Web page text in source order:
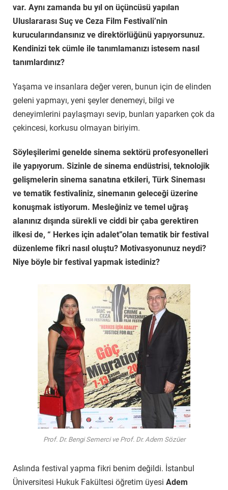
var. Aynı zamanda bu yıl on üçüncüsü yapılan
Uluslararası Suç ve Ceza Film Festivali’nin
kurucularındansınız ve direktörlüğünü yapıyorsunuz.
Kendinizi tek cümle ile tanımlamanızı istesem nasıl
tanımlardınız?
Yaşama ve insanlara değer veren, bunun için de elinden
geleni yapmayı, yeni şeyler denemeyi, bilgi ve
deneyimlerini paylaşmayı sevip, bunları yaparken çok da
çekincesi, korkusu olmayan biriyim.
Söyleşilerimi genelde sinema sektörü profesyonelleri
ile yapıyorum. Sizinle de sinema endüstrisi, teknolojik
gelişmelerin sinema sanatına etkileri, Türk Sineması
ve tematik festivaliniz, sinemanın geleceği üzerine
konuşmak istiyorum. Mesleğiniz ve temel uğraş
alanınız dışında sürekli ve ciddi bir çaba gerektiren
ilkesi de, “ Herkes için adalet”olan tematik bir festival
düzenleme fikri nasıl oluştu? Motivasyonunuz neydi?
Niye böyle bir festival yapmak istediniz?
Prof. Dr. Bengi Semerci ve Prof. Dr. Adem Sözüer
Aslında festival yapma fikri benim değildi. İstanbul
Üniversitesi Hukuk Fakültesi öğretim üyesi Adem